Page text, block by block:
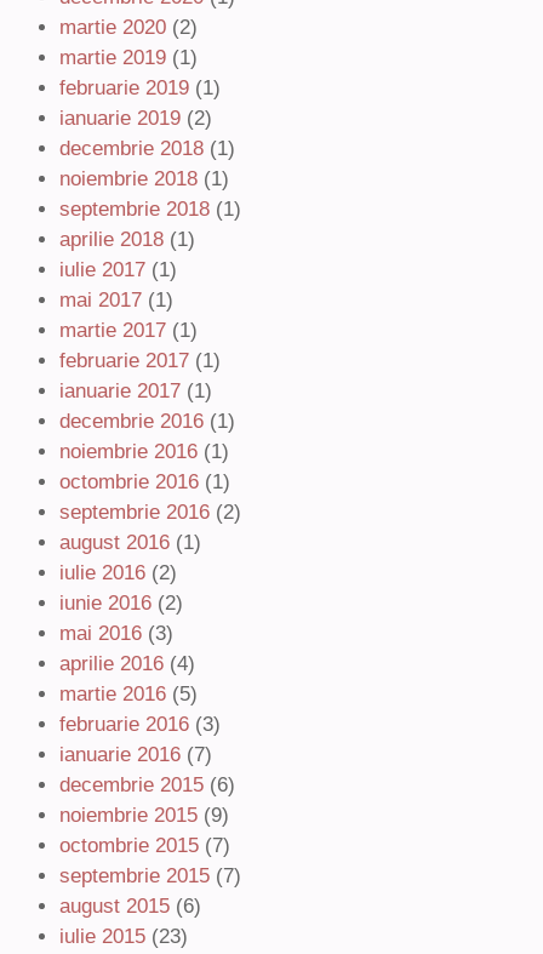
martie 2020 (2)
martie 2019 (1)
februarie 2019 (1)
ianuarie 2019 (2)
decembrie 2018 (1)
noiembrie 2018 (1)
septembrie 2018 (1)
aprilie 2018 (1)
iulie 2017 (1)
mai 2017 (1)
martie 2017 (1)
februarie 2017 (1)
ianuarie 2017 (1)
decembrie 2016 (1)
noiembrie 2016 (1)
octombrie 2016 (1)
septembrie 2016 (2)
august 2016 (1)
iulie 2016 (2)
iunie 2016 (2)
mai 2016 (3)
aprilie 2016 (4)
martie 2016 (5)
februarie 2016 (3)
ianuarie 2016 (7)
decembrie 2015 (6)
noiembrie 2015 (9)
octombrie 2015 (7)
septembrie 2015 (7)
august 2015 (6)
iulie 2015 (23)